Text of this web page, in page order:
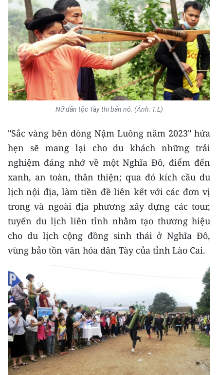
CHUYÊN ĐỀ
CÁC CHUYÊN TRANG
VỀ BÁO NHÂN DÂN
THỜI NAY
NHÂN DÂN HẰNG THÁNG
MUA BÁO
ĐỌC BÁO IN
ENGLISH
中文
FRANÇAIS
РУССКИЙ
ESPAÑOL
한국어
Nữ dân tộc Tày thi bắn nỏ. (Ảnh: T.L)
"Sắc vàng bên dòng Nậm Luông năm 2023" hứa
hẹn sẽ mang lại cho du khách những trải
nghiệm đáng nhớ về một Nghĩa Đô, điểm đến
xanh, an toàn, thân thiện; qua đó kích cầu du
lịch nội địa, làm tiền đề liên kết với các đơn vị
trong và ngoài địa phương xây dựng các tour,
tuyến du lịch liên tỉnh nhằm tạo thương hiệu
cho du lịch cộng đồng sinh thái ở Nghĩa Đô,
vùng bảo tồn văn hóa dân Tày của tỉnh Lào Cai.